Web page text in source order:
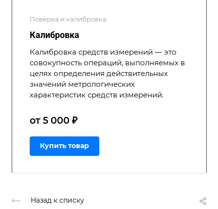
Поверка и калибровка
Калибровка
Калибровка средств измерений — это
совокупность операций, выполняемых в
целях определения действительных
значений метрологических
характеристик средств измерений.
от 5 000 ₽
Купить товар
Назад к списку